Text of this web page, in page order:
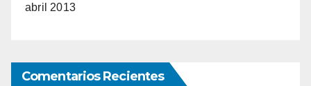
abril 2013
Comentarios Recientes